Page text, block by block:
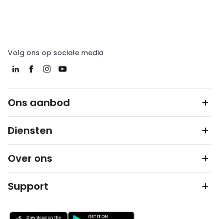
Volg ons op sociale media
Ons aanbod
Diensten
Over ons
Support